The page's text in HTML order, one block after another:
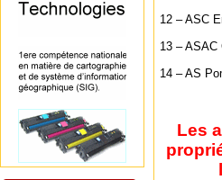
12 – ASC
13 – ASAC
14 – AS
Les